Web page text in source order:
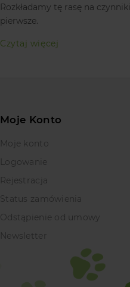
Rozkładamy tę rasę na czynniki
pierwsze.
Czytaj więcej
Moje Konto
Moje konto
Logowanie
Rejestracja
Status zamówienia
Odstąpienie od umowy
Newsletter